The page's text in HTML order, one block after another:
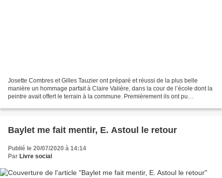
Josette Combres et Gilles Tauzier ont préparé et réussi de la plus belle
manière un hommage parfait à Claire Valière, dans la cour de l’école dont la
peintre avait offert le terrain à la commune. Premièrement ils ont pu
Baylet me fait mentir, E. Astoul le retour
Publié le 20/07/2020 à 14:14
Par Livre social